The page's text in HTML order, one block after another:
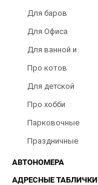
Для баров
Для Офиса
Для ванной и
Про котов
Для детской
Про хобби
Парковочные
Праздничные
АВТОНОМЕРА
АДРЕСНЫЕ ТАБЛИЧКИ